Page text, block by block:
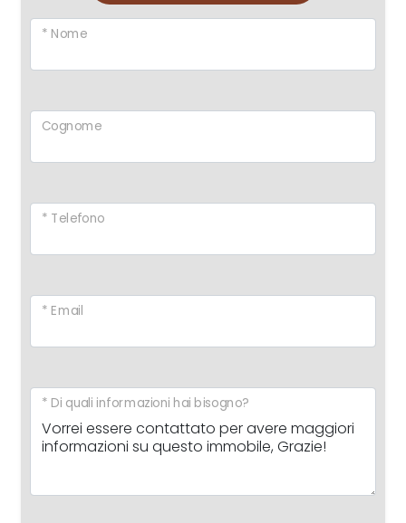
* Nome
Cognome
* Telefono
* Email
* Di quali informazioni hai bisogno?